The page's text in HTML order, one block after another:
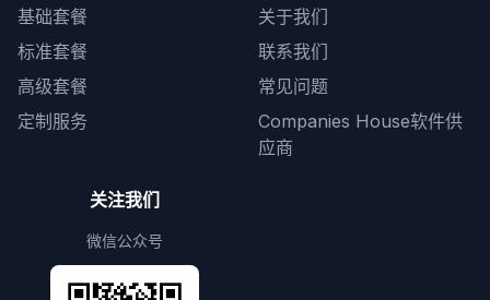
基础套餐
标准套餐
高级套餐
定制服务
关于我们
联系我们
常见问题
Companies House软件供
应商
关注我们
微信公众号